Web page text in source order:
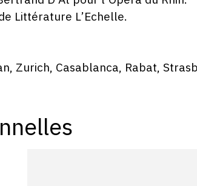
Littérature L’Echelle.
Zurich, Casablanca, Rabat,